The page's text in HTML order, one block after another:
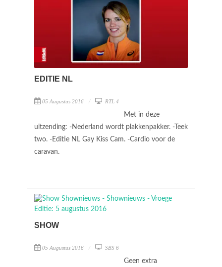
EDITIE NL
05 Augustus 2016 RTL 4
Met in deze
uitzending: -Nederland wordt plakkenpakker. -Teek
two. -Editie NL Gay Kiss Cam. -Cardio voor de
caravan.
SHOW
05 Augustus 2016 SBS 6
Geen extra